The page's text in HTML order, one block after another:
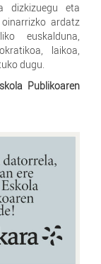
dizkizuegu eta
ardatz
euskalduna,
laikoa,
dugu.
Publikoaren